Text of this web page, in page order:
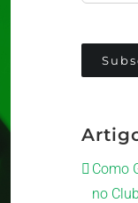
Como
no